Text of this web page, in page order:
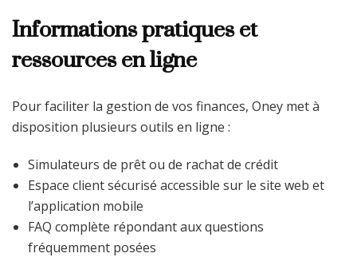
Informations pratiques et
ressources en ligne
Pour faciliter la gestion de vos finances, Oney met à
disposition plusieurs outils en ligne :
Simulateurs de prêt ou de rachat de crédit
Espace client sécurisé accessible sur le site web et
l’application mobile
FAQ complète répondant aux questions
fréquemment posées